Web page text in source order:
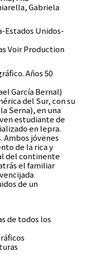
Gabriela
Estados Unidos-
Voir Production
Años 50
García Bernal)
del Sur, con su
Serna), en una
estudiante de
en lepra.
Ambos jóvenes
de la rica y
del continente
el familiar
de un
de todos los